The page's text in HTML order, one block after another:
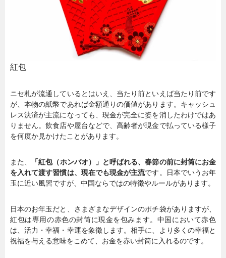
紅包
ニセ札が流通しているとはいえ、当たり前といえば当たり前です
が、本物の紙幣であれば金額通りの価値があります。キャッシュ
レス決済が主流になっても、現金が完全に姿を消したわけではあ
りません。飲食店や屋台などで、高齢者が現金で払っている様子
を何度か見かけたことがあります。
また、
「紅包（ホンバオ）」と呼ばれる、春節の前に封筒にお金
を入れて渡す習慣は、現在でも現金が主流です。日本でいうお年
玉に近い風習ですが、中国ならではの特徴やルールがあります。
日本のお年玉だと、さまざまなデザインのポチ袋がありますが、
紅包は専用の赤色の封筒に現金を包みます。中国において赤色
は、活力・幸福・幸運を象徴します。相手に、より多くの幸福と
祝福を与える意味をこめて、お金を赤い封筒に入れるのです。